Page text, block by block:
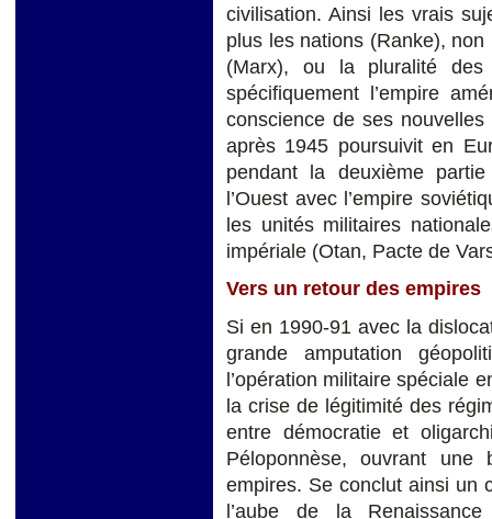
civilisation. Ainsi les vrais
plus les nations (Ranke), non
(Marx), ou la pluralité des
spécifiquement l’empire
conscience de ses
après 1945 poursuivit en
pendant la deuxième
l’Ouest avec l’empire
les unités militaires
impériale (Otan, Pacte de
Vers un retour des empires
Si en 1990-91 avec la
grande amputation
l’opération militaire spéciale
la crise de légitimité des
entre démocratie et
Péloponnèse, ouvrant
empires. Se conclut ainsi un
l’aube de la